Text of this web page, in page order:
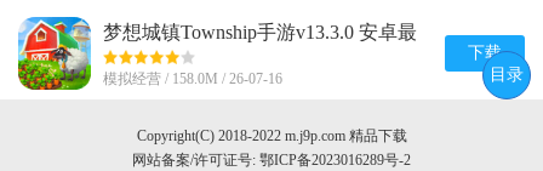
梦想城镇Township手游v13.3.0 安卓最
新版
模拟经营 / 158.0M / 26-07-16
下载
Copyright(C) 2018-2022 m.j9p.com 精品下载
网站备案/许可证号: 鄂ICP备2023016289号-2
目录